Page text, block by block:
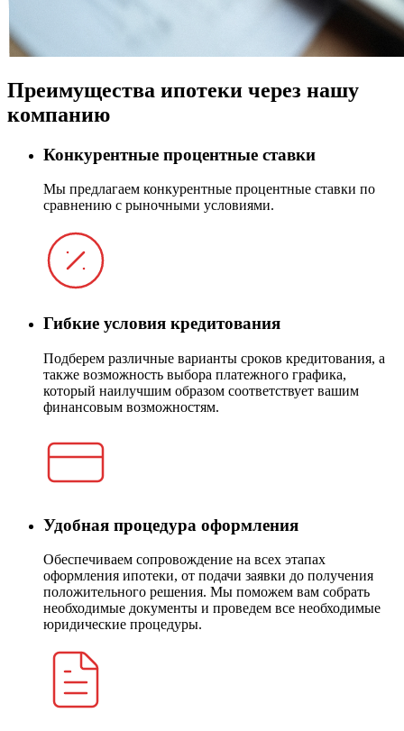
Преимущества ипотеки через нашу
компанию
Конкурентные процентные ставки
Мы предлагаем конкурентные процентные ставки по
сравнению с рыночными условиями.
Гибкие условия кредитования
Подберем различные варианты сроков кредитования, а
также возможность выбора платежного графика,
который наилучшим образом соответствует вашим
финансовым возможностям.
Удобная процедура оформления
Обеспечиваем сопровождение на всех этапах
оформления ипотеки, от подачи заявки до получения
положительного решения. Мы поможем вам собрать
необходимые документы и проведем все необходимые
юридические процедуры.